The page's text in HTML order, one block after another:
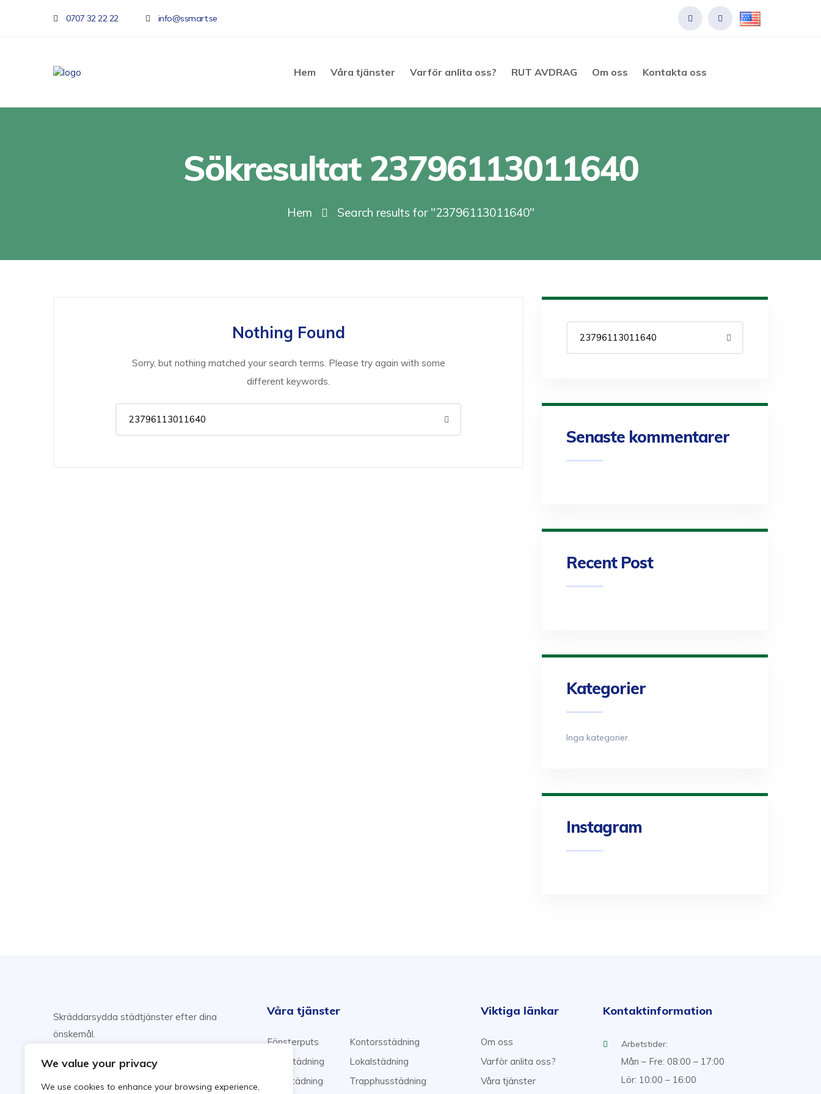
We value your privacy
We use cookies to enhance your browsing experience,
0707 32 22 22 info@ssmart.se
Hem Våra tjänster Varför anlita oss? RUT AVDRAG Om oss Kontakta oss
Sökresultat 23796113011640
Hem Search results for "23796113011640"
Nothing Found
Sorry, but nothing matched your search terms. Please try again with some
different keywords.
Senaste kommentarer
Recent Post
Kategorier
Inga kategorier
Instagram
Skräddarsydda städtjänster efter dina
önskemål.
Njut av din fritid, vi sköter städning!
Våra tjänster
Fönsterputs
Hemstädning
Flyttstädning
Kontorsstädning
Lokalstädning
Trapphusstädning
Viktiga länkar
Om oss
Varför anlita oss?
Våra tjänster
Kontaktinformation
Arbetstider:
Mån – Fre: 08:00 – 17:00
Lör: 10:00 – 16:00